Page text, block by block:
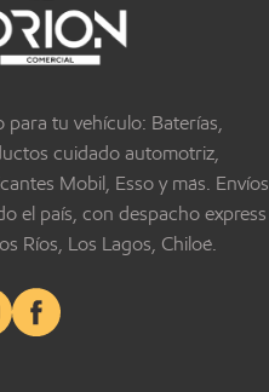
para tu vehículo: Baterías,
cuidado automotriz,
Mobil, Esso y más. Envíos
el país, con despacho express
Ríos, Los Lagos, Chiloé.